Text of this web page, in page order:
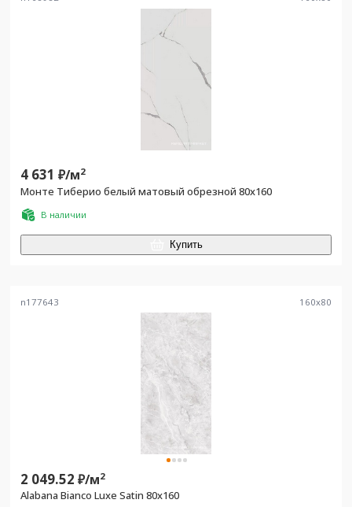
4 631 ₽/м2
Монте Тиберио белый матовый обрезной 80x160
В наличии
Купить
n177643 160x80
2 049.52 ₽/м2
Alabana Bianco Luxe Satin 80x160